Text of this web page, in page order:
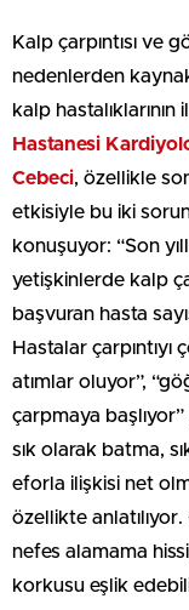
Kalp çarpıntısı ve
nedenlerden
kalp
Hastanesi
Cebeci, özellikle
etkisiyle bu iki
konuşuyor: “Son
yetişkinlerde kalp
başvuran hasta
Hastalar çarpıntıyı
atımlar oluyor”,
çarpmaya
sık olarak batma,
eforla ilişkisi net
özellikte
nefes alamama
korkusu eşlik